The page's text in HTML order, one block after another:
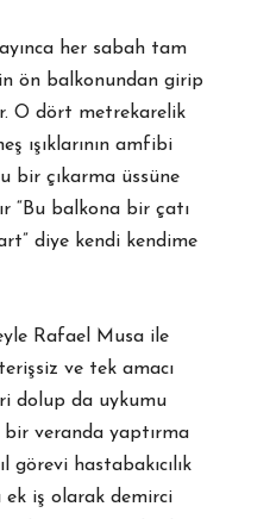
her sabah tam
ön balkonundan girip
O dört metrekarelik
ışıklarının amfibi
bir çıkarma üssüne
“Bu balkona bir çatı
diye kendi kendime
Rafael Musa ile
ve tek amacı
dolup da uykumu
veranda yaptırma
görevi hastabakıcılık
ek iş olarak demirci